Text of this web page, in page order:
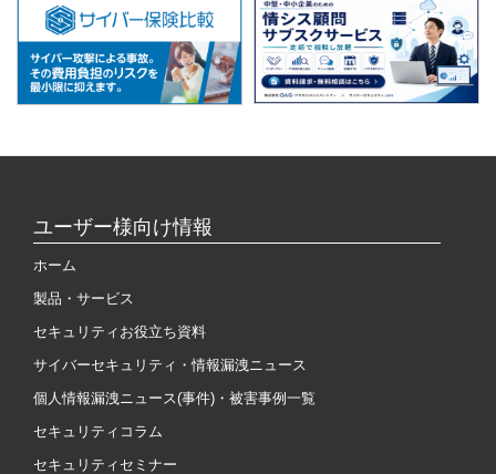
ユーザー様向け情報
ホーム
製品・サービス
セキュリティお役立ち資料
サイバーセキュリティ・情報漏洩ニュース
個人情報漏洩ニュース(事件)・被害事例一覧
セキュリティコラム
セキュリティセミナー